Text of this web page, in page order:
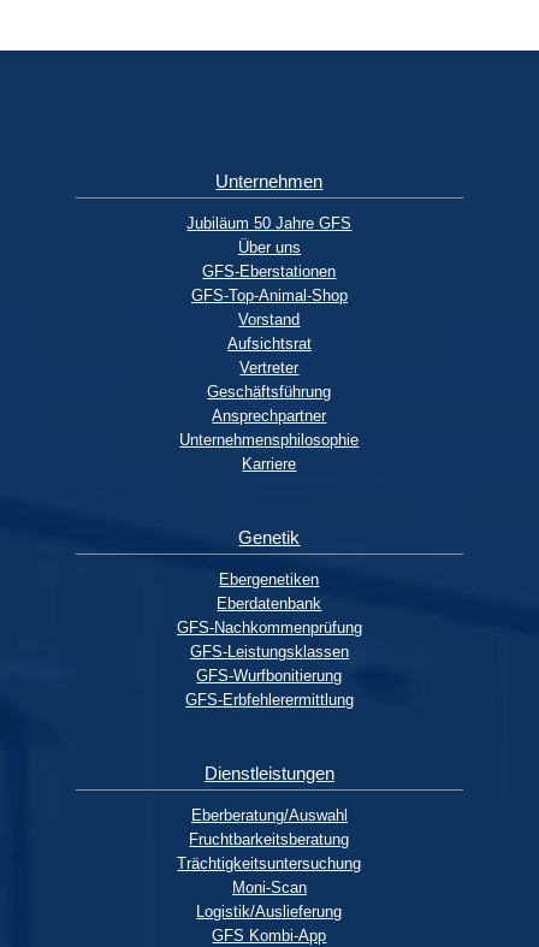
Unternehmen
Jubiläum 50 Jahre GFS
Über uns
GFS-Eberstationen
GFS-Top-Animal-Shop
Vorstand
Aufsichtsrat
Vertreter
Geschäftsführung
Ansprechpartner
Unternehmensphilosophie
Karriere
Genetik
Ebergenetiken
Eberdatenbank
GFS-Nachkommenprüfung
GFS-Leistungsklassen
GFS-Wurfbonitierung
GFS-Erbfehlerermittlung
Dienstleistungen
Eberberatung/Auswahl
Fruchtbarkeitsberatung
Trächtigkeitsuntersuchung
Moni-Scan
Logistik/Auslieferung
GFS Kombi-App